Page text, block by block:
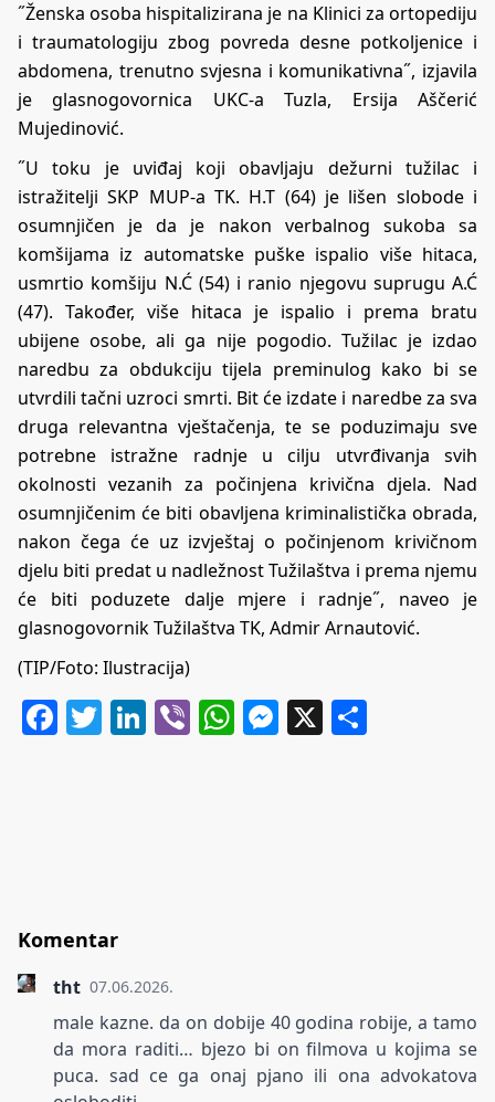
˝Ženska osoba hispitalizirana je na Klinici za ortopediju
i traumatologiju zbog povreda desne potkoljenice i
abdomena, trenutno svjesna i komunikativna˝, izjavila
je glasnogovornica UKC-a Tuzla, Ersija Aščerić
Mujedinović.
˝U toku je uviđaj koji obavljaju dežurni tužilac i
istražitelji SKP MUP-a TK. H.T (64) je lišen slobode i
osumnjičen je da je nakon verbalnog sukoba sa
komšijama iz automatske puške ispalio više hitaca,
usmrtio komšiju N.Ć (54) i ranio njegovu suprugu A.Ć
(47). Također, više hitaca je ispalio i prema bratu
ubijene osobe, ali ga nije pogodio. Tužilac je izdao
naredbu za obdukciju tijela preminulog kako bi se
utvrdili tačni uzroci smrti. Bit će izdate i naredbe za sva
druga relevantna vještačenja, te se poduzimaju sve
potrebne istražne radnje u cilju utvrđivanja svih
okolnosti vezanih za počinjena krivična djela. Nad
osumnjičenim će biti obavljena kriminalistička obrada,
nakon čega će uz izvještaj o počinjenom krivičnom
djelu biti predat u nadležnost Tužilaštva i prema njemu
će biti poduzete dalje mjere i radnje˝, naveo je
glasnogovornik Tužilaštva TK, Admir Arnautović.
(TIP/Foto: Ilustracija)
Facebook
Twitter
LinkedIn
ViberWhatsApp
Messenger
X
Komentar
tht 07.06.2026.
male kazne. da on dobije 40 godina robije, a tamo
da mora raditi… bjezo bi on filmova u kojima se
puca. sad ce ga onaj pjano ili ona advokatova